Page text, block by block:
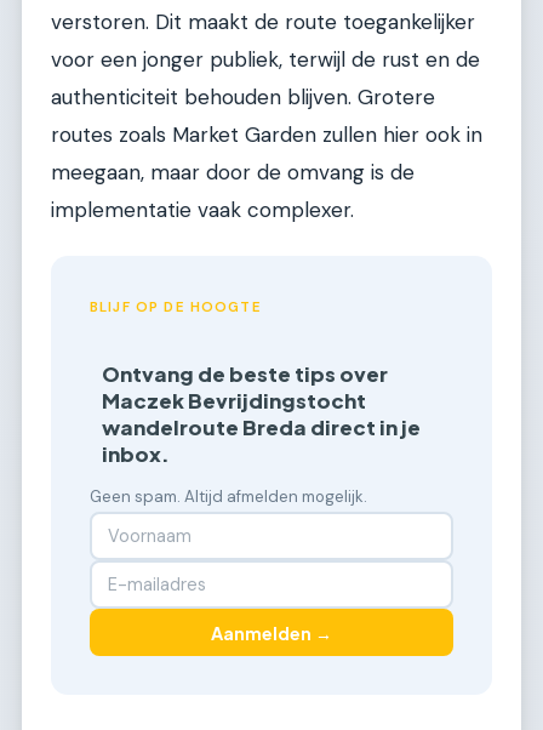
verstoren. Dit maakt de route toegankelijker
voor een jonger publiek, terwijl de rust en de
authenticiteit behouden blijven. Grotere
routes zoals Market Garden zullen hier ook in
meegaan, maar door de omvang is de
implementatie vaak complexer.
BLIJF OP DE HOOGTE
Ontvang de beste tips over
Maczek Bevrijdingstocht
wandelroute Breda direct in je
inbox.
Geen spam. Altijd afmelden mogelijk.
Aanmelden →